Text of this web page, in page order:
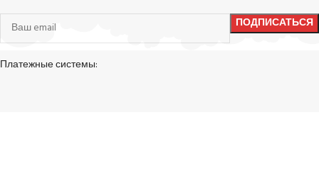
Платежные системы: